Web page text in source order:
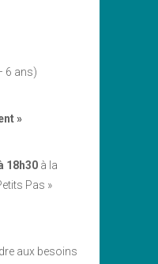
6 ans)
»
18h30 à la
Pas »
aux besoins